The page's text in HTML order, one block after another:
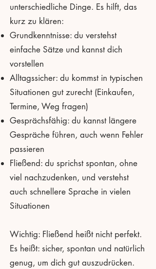
unterschiedliche Dinge. Es hilft, das
kurz zu klären:
Grundkenntnisse: du verstehst
einfache Sätze und kannst dich
vorstellen
Alltagssicher: du kommst in typischen
Situationen gut zurecht (Einkaufen,
Termine, Weg fragen)
Gesprächsfähig: du kannst längere
Gespräche führen, auch wenn Fehler
passieren
Fließend: du sprichst spontan, ohne
viel nachzudenken, und verstehst
auch schnellere Sprache in vielen
Situationen
Wichtig: Fließend heißt nicht perfekt.
Es heißt: sicher, spontan und natürlich
genug, um dich gut auszudrücken.